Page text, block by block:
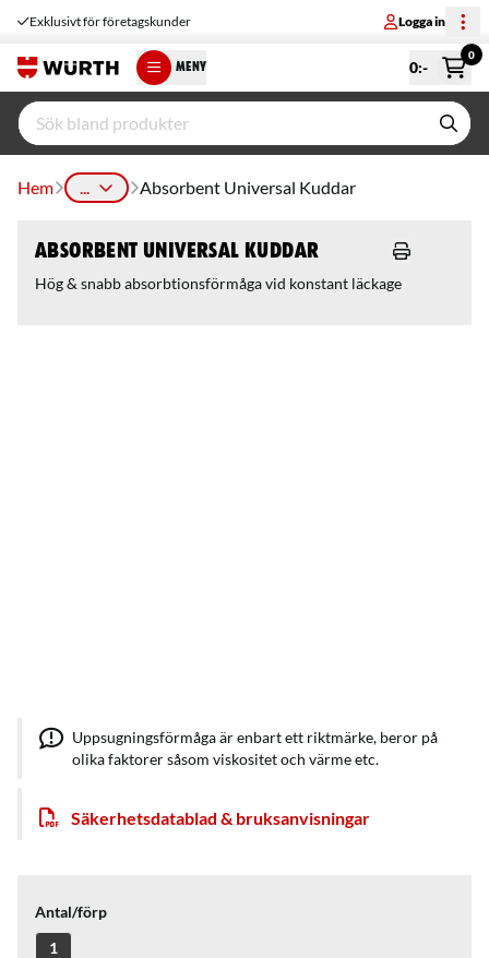
Exklusivt för företagskunder Logga in
MENY 0:-
0
Hem ... Absorbent Universal Kuddar
Absorbent Universal Kuddar
Hög & snabb absorbtionsförmåga vid konstant läckage
Uppsugningsförmåga är enbart ett riktmärke, beror på
olika faktorer såsom viskositet och värme etc.
Säkerhetsdatablad & bruksanvisningar
Antal/förp
1